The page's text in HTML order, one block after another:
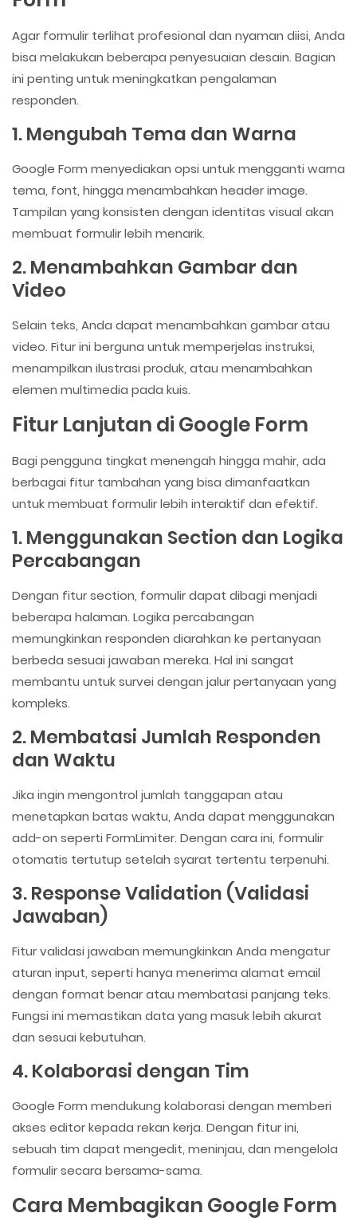
Agar formulir terlihat profesional dan nyaman diisi, Anda
bisa melakukan beberapa penyesuaian desain. Bagian
ini penting untuk meningkatkan pengalaman
responden.
1. Mengubah Tema dan Warna
Google Form menyediakan opsi untuk mengganti warna
tema, font, hingga menambahkan header image.
Tampilan yang konsisten dengan identitas visual akan
membuat formulir lebih menarik.
2. Menambahkan Gambar dan
Video
Selain teks, Anda dapat menambahkan gambar atau
video. Fitur ini berguna untuk memperjelas instruksi,
menampilkan ilustrasi produk, atau menambahkan
elemen multimedia pada kuis.
Fitur Lanjutan di Google Form
Bagi pengguna tingkat menengah hingga mahir, ada
berbagai fitur tambahan yang bisa dimanfaatkan
untuk membuat formulir lebih interaktif dan efektif.
1. Menggunakan Section dan Logika
Percabangan
Dengan fitur section, formulir dapat dibagi menjadi
beberapa halaman. Logika percabangan
memungkinkan responden diarahkan ke pertanyaan
berbeda sesuai jawaban mereka. Hal ini sangat
membantu untuk survei dengan jalur pertanyaan yang
kompleks.
2. Membatasi Jumlah Responden
dan Waktu
Jika ingin mengontrol jumlah tanggapan atau
menetapkan batas waktu, Anda dapat menggunakan
add-on seperti FormLimiter. Dengan cara ini, formulir
otomatis tertutup setelah syarat tertentu terpenuhi.
3. Response Validation (Validasi
Jawaban)
Fitur validasi jawaban memungkinkan Anda mengatur
aturan input, seperti hanya menerima alamat email
dengan format benar atau membatasi panjang teks.
Fungsi ini memastikan data yang masuk lebih akurat
dan sesuai kebutuhan.
4. Kolaborasi dengan Tim
Google Form mendukung kolaborasi dengan memberi
akses editor kepada rekan kerja. Dengan fitur ini,
sebuah tim dapat mengedit, meninjau, dan mengelola
formulir secara bersama-sama.
Cara Membagikan Google Form